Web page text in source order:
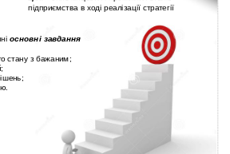
підприємства в ході реалізації стратегії
основні завдання
стану з бажаним;